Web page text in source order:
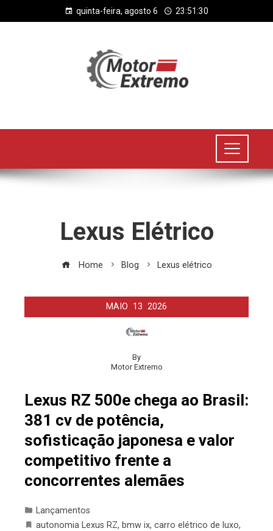
quinta-feira, agosto 6 23:51:30
Lexus Elétrico
Home Blog Lexus elétrico
MAIO 13 2026
By
Motor Extremo
Lexus RZ 500e chega ao Brasil:
381 cv de potência,
sofisticação japonesa e valor
competitivo frente a
concorrentes alemães
Lançamentos
autonomia Lexus RZ, bmw ix, carro elétrico de luxo,